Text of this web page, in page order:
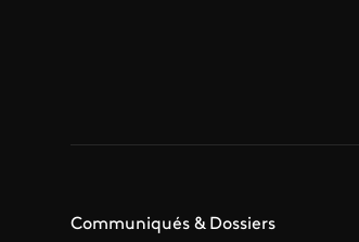
Communiqués & Dossiers